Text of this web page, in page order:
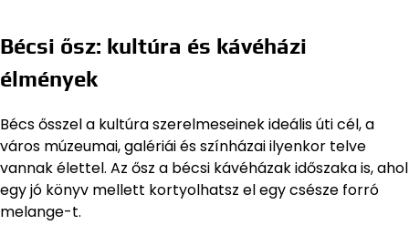
Bécsi ősz: kultúra és kávéházi
élmények
Bécs ősszel a kultúra szerelmeseinek ideális úti cél, a
város múzeumai, galériái és színházai ilyenkor telve
vannak élettel. Az ősz a bécsi kávéházak időszaka is, ahol
egy jó könyv mellett kortyolhatsz el egy csésze forró
melange-t.